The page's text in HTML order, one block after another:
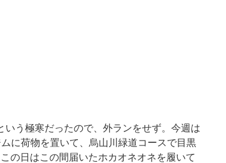
う極寒だったので、外ランをせず。今週は
に荷物を置いて、烏山川緑道コースで目黒
の日はこの間届いたホカオネオネを履いて